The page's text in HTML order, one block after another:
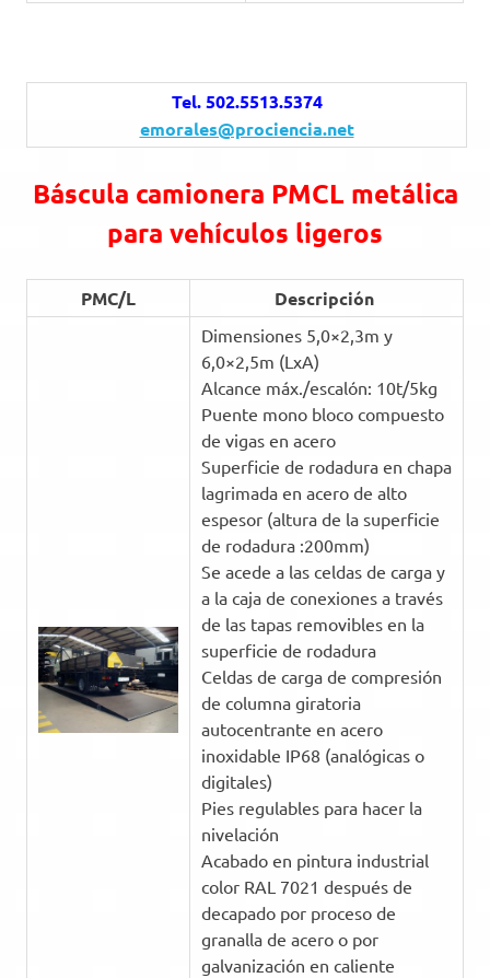
Tel. 502.5513.5374
emorales@prociencia.net
Báscula camionera PMCL metálica
para vehículos ligeros
PMC/L Descripción
Dimensiones 5,0×2,3m y
6,0×2,5m (LxA)
Alcance máx./escalón: 10t/5kg
Puente mono bloco compuesto
de vigas en acero
Superficie de rodadura en chapa
lagrimada en acero de alto
espesor (altura de la superficie
de rodadura :200mm)
Se acede a las celdas de carga y
a la caja de conexiones a través
de las tapas removibles en la
superficie de rodadura
Celdas de carga de compresión
de columna giratoria
autocentrante en acero
inoxidable IP68 (analógicas o
digitales)
Pies regulables para hacer la
nivelación
Acabado en pintura industrial
color RAL 7021 después de
decapado por proceso de
granalla de acero o por
galvanización en caliente